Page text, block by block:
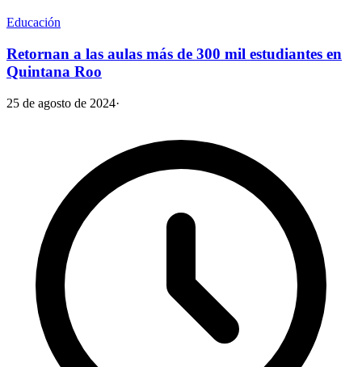
Educación
Retornan a las aulas más de 300 mil estudiantes en
Quintana Roo
25 de agosto de 2024·